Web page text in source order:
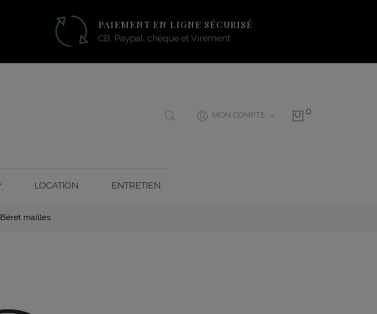
PAIEMENT EN LIGNE SÉCURISÉ
CB, Paypal, chèque et Virement
MON COMPTE 0
LOCATION ENTRETIEN
Béret mailles